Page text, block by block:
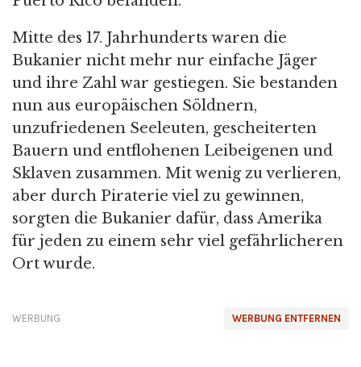
Mitte des 17. Jahrhunderts waren die
Bukanier nicht mehr nur einfache Jäger
und ihre Zahl war gestiegen. Sie bestanden
nun aus europäischen Söldnern,
unzufriedenen Seeleuten, gescheiterten
Bauern und entflohenen Leibeigenen und
Sklaven zusammen. Mit wenig zu verlieren,
aber durch Piraterie viel zu gewinnen,
sorgten die Bukanier dafür, dass Amerika
für jeden zu einem sehr viel gefährlicheren
Ort wurde.
WERBUNG ENTFERNEN
WERBUNG